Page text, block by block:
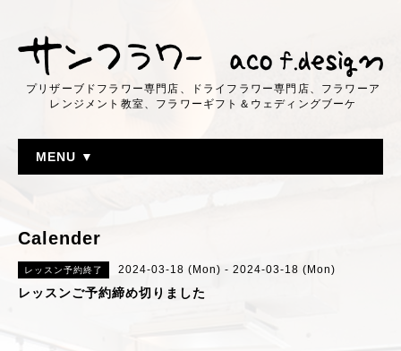
プリザーブドフラワー専門店、ドライフラワー専門店、フラワーア
レンジメント教室、フラワーギフト＆ウェディングブーケ
MENU ▼
Calender
レッスン予約終了 2024-03-18 (Mon) - 2024-03-18 (Mon)
レッスンご予約締め切りました